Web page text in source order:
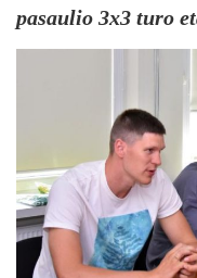
pasaulio 3x3 turo